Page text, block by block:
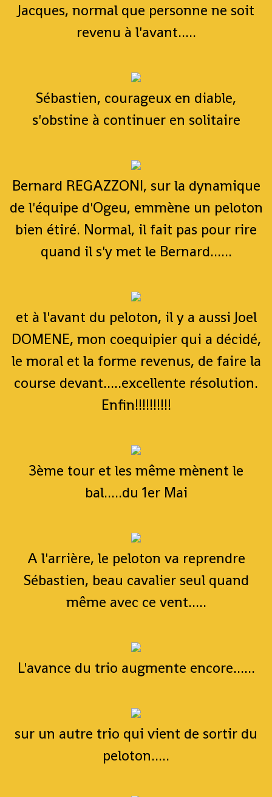
Jacques, normal que personne ne soit
revenu à l'avant.....
Sébastien, courageux en diable,
s'obstine à continuer en solitaire
Bernard REGAZZONI, sur la dynamique
de l'équipe d'Ogeu, emmène un peloton
bien étiré. Normal, il fait pas pour rire
quand il s'y met le Bernard......
et à l'avant du peloton, il y a aussi Joel
DOMENE, mon coequipier qui a décidé,
le moral et la forme revenus, de faire la
course devant.....excellente résolution.
Enfin!!!!!!!!!!
3ème tour et les même mènent le
bal.....du 1er Mai
A l'arrière, le peloton va reprendre
Sébastien, beau cavalier seul quand
même avec ce vent.....
L'avance du trio augmente encore......
sur un autre trio qui vient de sortir du
peloton.....